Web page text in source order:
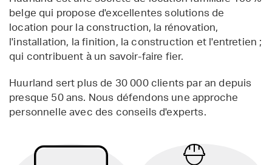
belge qui propose d'excellentes solutions de
location pour la construction, la rénovation,
l'installation, la finition, la construction et l'entretien ;
qui contribuent à un savoir-faire fier.
Huurland sert plus de 30 000 clients par an depuis
presque 50 ans. Nous défendons une approche
personnelle avec des conseils d'experts.